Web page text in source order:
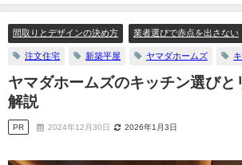
ーム徹底解説
間取りとデザインの決め方 業者選びで赤点を出さない
注文住宅 新築平屋 ヤマダホームズ
ヤマダホームズのキッチン選びと
解説
PR 2024年12月30日 2026年1月3日